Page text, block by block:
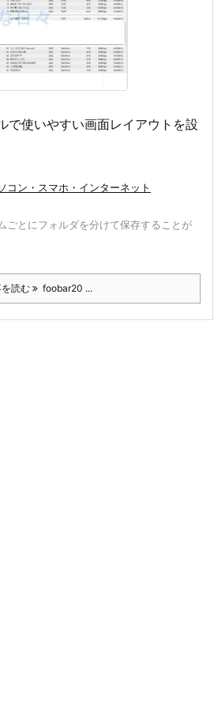
使いやすい画面レイアウトを設
コン・スマホ・インターネット
ごとにフォルダを分けて保存することが
読む foobar20 ...